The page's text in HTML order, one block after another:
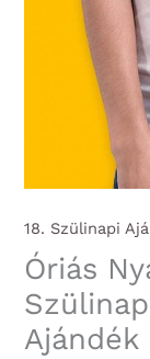
18. Szülinapi
Óriás
Ajándék